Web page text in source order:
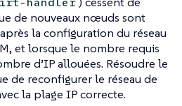
de nouveaux nœuds sont
la configuration du réseau
et lorsque le nombre requis
d’IP allouées. Résoudre le
de reconfigurer le réseau de
la plage IP correcte.